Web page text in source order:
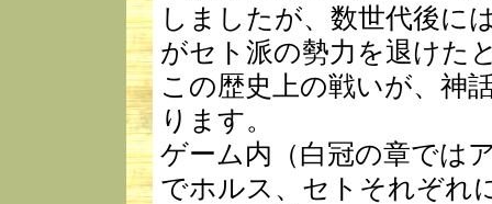
しましたが、数世代後に
がセト派の勢力を退けた
この歴史上の戦いが、神
ります。
ゲーム内（白冠の章では
でホルス、セトそれぞれ